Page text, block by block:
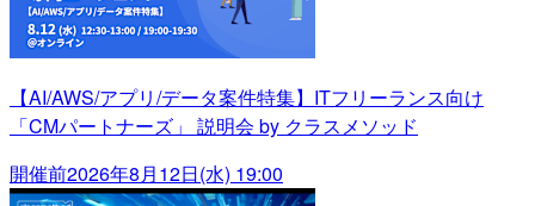
【AI/AWS/アプリ/データ案件特集】ITフリーランス向け
「CMパートナーズ」 説明会 by クラスメソッド
開催前2026年8月12日(水) 19:00